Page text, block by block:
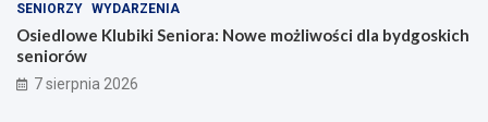
SENIORZY WYDARZENIA
Osiedlowe Klubiki Seniora: Nowe możliwości dla bydgoskich
seniorów
7 sierpnia 2026